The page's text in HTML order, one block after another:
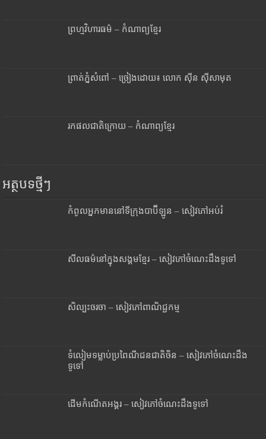
ព្រហ្មវិហារធម៌ – កំណាព្យខ្មែរ
ព្រាត់ភ្នំសំពៅ – ច្រៀងដោយ៖ លោក ស៊ីន ស៊ីសាមុត
រកផលជាតិក្រោយ – កំណាព្យខ្មែរ
អត្ថបទថ្មីៗ
កំពូលអ្នកមាននៅទីក្រុងបាប៊ីឡូន – សៀវភៅអប់រំ
សីលធម៌នៅក្នុងសង្គមខ្មែរ – សៀវភៅចំណេះដឹងទូទៅ
សិល្បះចរចា – សៀវភៅពាណិជ្ជកម្ម
ទំលៀមទម្លាប់ប្រពៃណីជនជាតិចិន – សៀវភៅចំណេះដឹង
ទូទៅ
ដើមកំណើតអង្គរ – សៀវភៅចំណេះដឹងទូទៅ